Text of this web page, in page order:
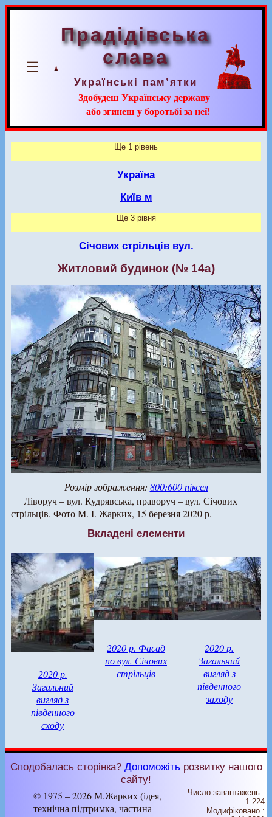
☰
Прадідівська
слава
Українські пам’ятки
Здобудеш Українську державу
або згинеш у боротьбі за неї!
Ще 1 рівень
Україна
Київ м
Ще 3 рівня
Січових стрільців вул.
Житловий будинок (№ 14а)
Розмір зображення: 800:600 піксел
Ліворуч – вул. Кудрявська, праворуч – вул. Січових
стрільців. Фото М. І. Жарких, 15 березня 2020 р.
Вкладені елементи
2020 р.
Загальний
вигляд з
південного
сходу
2020 р. Фасад
по вул. Січових
стрільців
2020 р.
Загальний
вигляд з
південного
заходу
Сподобалась сторінка? Допоможітьрозвитку нашого
сайту!
© 1975 – 2026 М.Жарких (ідея,
технічна підтримка, частина
Число завантажень :
1 224
Модифіковано :